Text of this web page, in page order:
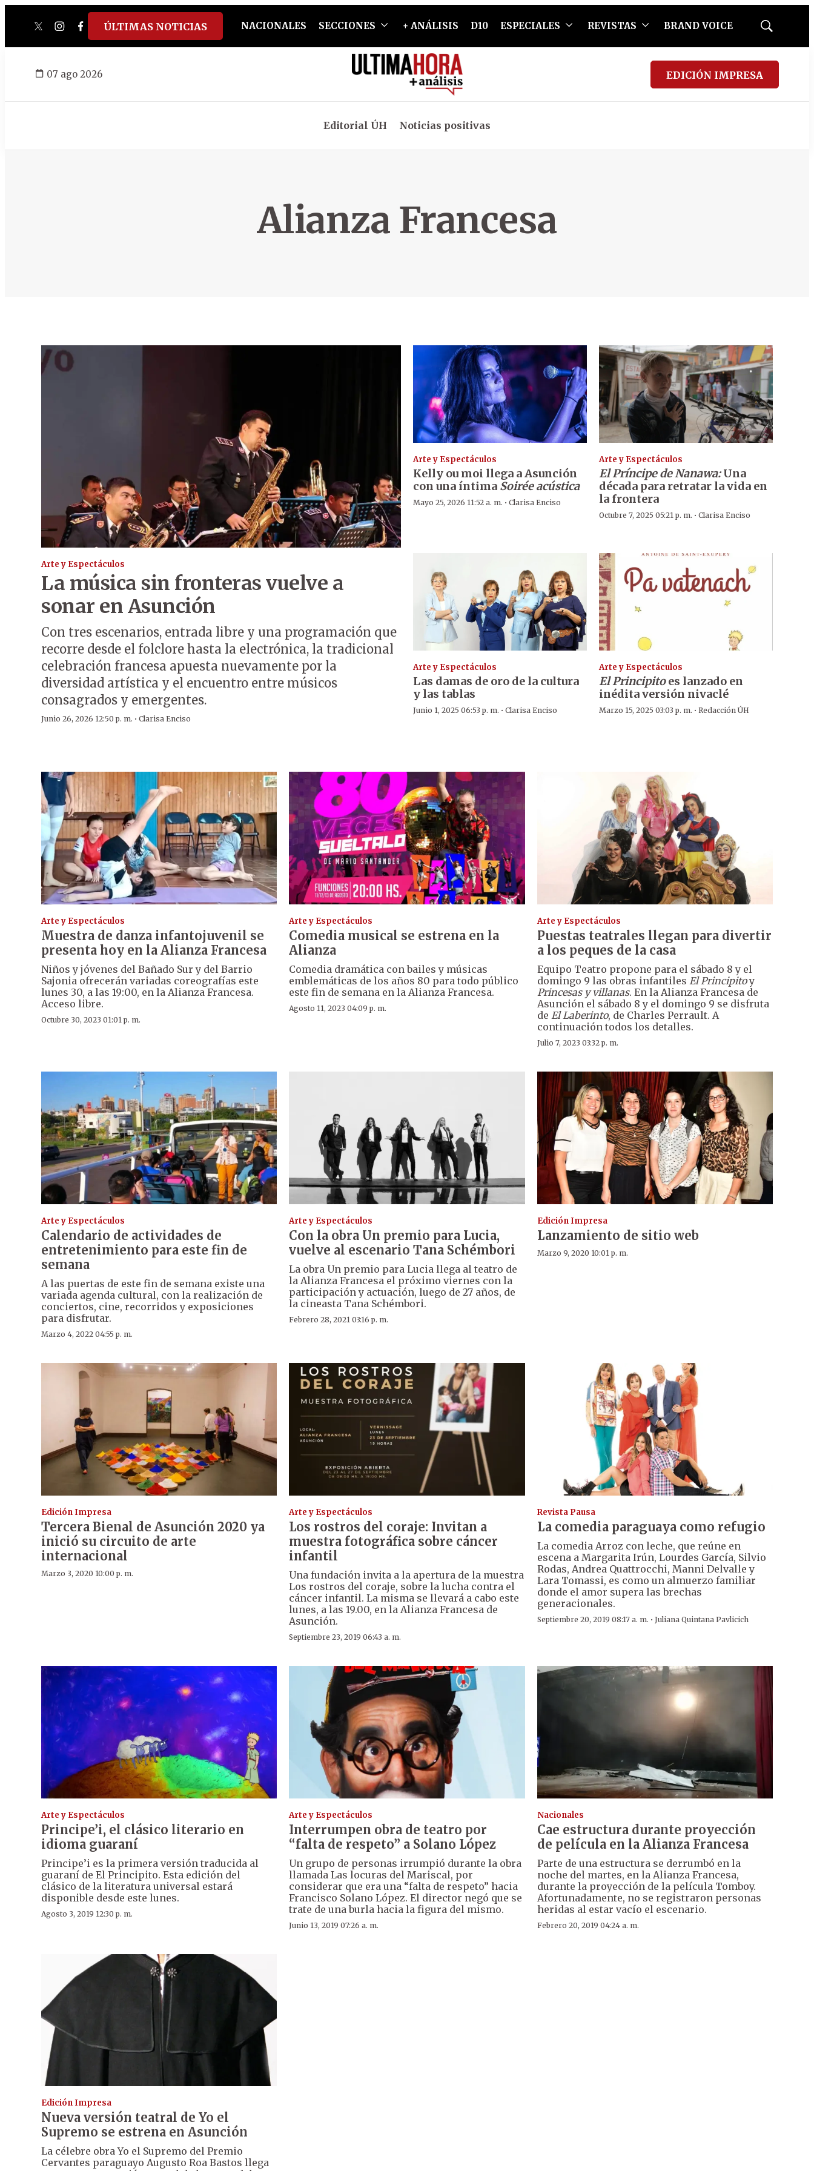
twitterinstagram
facebook
tiktokyoutube
spotify
ÚLTIMAS NOTICIAS NACIONALES SECCIONES + ANÁLISIS D10 ESPECIALES REVISTAS BRAND VOICE
Mostrar
07 ago 2026 EDICIÓN IMPRESA
Editorial ÚH Noticias positivas
Alianza Francesa
Arte y Espectáculos
La música sin fronteras vuelve a
sonar en Asunción
Con tres escenarios, entrada libre y una programación que
recorre desde el folclore hasta la electrónica, la tradicional
celebración francesa apuesta nuevamente por la
diversidad artística y el encuentro entre músicos
consagrados y emergentes.
Junio 26, 2026 12:50 p. m. · Clarisa Enciso
Arte y Espectáculos
Kelly ou moi llega a Asunción
con una íntima Soirée acústica
Mayo 25, 2026 11:52 a. m. · Clarisa Enciso
Arte y Espectáculos
El Príncipe de Nanawa:Una
década para retratar la vida en
la frontera
Octubre 7, 2025 05:21 p. m. · Clarisa Enciso
Arte y Espectáculos
Las damas de oro de la cultura
y las tablas
Junio 1, 2025 06:53 p. m. · Clarisa Enciso
Arte y Espectáculos
El Principitoes lanzado en
inédita versión nivaclé
Marzo 15, 2025 03:03 p. m. · Redacción ÚH
Arte y Espectáculos
Muestra de danza infantojuvenil se
presenta hoy en la Alianza Francesa
Niños y jóvenes del Bañado Sur y del Barrio
Sajonia ofrecerán variadas coreografías este
lunes 30, a las 19:00, en la Alianza Francesa.
Acceso libre.
Octubre 30, 2023 01:01 p. m.
Arte y Espectáculos
Comedia musical se estrena en la
Alianza
Comedia dramática con bailes y músicas
emblemáticas de los años 80 para todo público
este fin de semana en la Alianza Francesa.
Agosto 11, 2023 04:09 p. m.
Arte y Espectáculos
Puestas teatrales llegan para divertir
a los peques de la casa
Equipo Teatro propone para el sábado 8 y el
domingo 9 las obras infantiles El Principitoy
Princesas y villanas. En la Alianza Francesa de
Asunción el sábado 8 y el domingo 9 se disfruta
de El Laberinto, de Charles Perrault. A
continuación todos los detalles.
Julio 7, 2023 03:32 p. m.
Arte y Espectáculos
Calendario de actividades de
entretenimiento para este fin de
semana
A las puertas de este fin de semana existe una
variada agenda cultural, con la realización de
conciertos, cine, recorridos y exposiciones
para disfrutar.
Marzo 4, 2022 04:55 p. m.
Arte y Espectáculos
Con la obra Un premio para Lucia,
vuelve al escenario Tana Schémbori
La obra Un premio para Lucia llega al teatro de
la Alianza Francesa el próximo viernes con la
participación y actuación, luego de 27 años, de
la cineasta Tana Schémbori.
Febrero 28, 2021 03:16 p. m.
Edición Impresa
Lanzamiento de sitio web
Marzo 9, 2020 10:01 p. m.
Edición Impresa
Tercera Bienal de Asunción 2020 ya
inició su circuito de arte
internacional
Marzo 3, 2020 10:00 p. m.
Arte y Espectáculos
Los rostros del coraje: Invitan a
muestra fotográfica sobre cáncer
infantil
Una fundación invita a la apertura de la muestra
Los rostros del coraje, sobre la lucha contra el
cáncer infantil. La misma se llevará a cabo este
lunes, a las 19.00, en la Alianza Francesa de
Asunción.
Septiembre 23, 2019 06:43 a. m.
Revista Pausa
La comedia paraguaya como refugio
La comedia Arroz con leche, que reúne en
escena a Margarita Irún, Lourdes García, Silvio
Rodas, Andrea Quattrocchi, Manni Delvalle y
Lara Tomassi, es como un almuerzo familiar
donde el amor supera las brechas
generacionales.
Septiembre 20, 2019 08:17 a. m. · Juliana Quintana Pavlicich
Arte y Espectáculos
Principe’i, el clásico literario en
idioma guaraní
Principe’i es la primera versión traducida al
guaraní de El Principito. Esta edición del
clásico de la literatura universal estará
disponible desde este lunes.
Agosto 3, 2019 12:30 p. m.
Arte y Espectáculos
Interrumpen obra de teatro por
“falta de respeto” a Solano López
Un grupo de personas irrumpió durante la obra
llamada Las locuras del Mariscal, por
considerar que era una “falta de respeto” hacia
Francisco Solano López. El director negó que se
trate de una burla hacia la figura del mismo.
Junio 13, 2019 07:26 a. m.
Nacionales
Cae estructura durante proyección
de película en la Alianza Francesa
Parte de una estructura se derrumbó en la
noche del martes, en la Alianza Francesa,
durante la proyección de la película Tomboy.
Afortunadamente, no se registraron personas
heridas al estar vacío el escenario.
Febrero 20, 2019 04:24 a. m.
Edición Impresa
Nueva versión teatral de Yo el
Supremo se estrena en Asunción
La célebre obra Yo el Supremo del Premio
Cervantes paraguayo Augusto Roa Bastos llega